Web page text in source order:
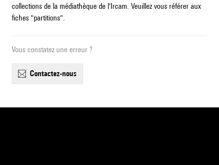
collections de la médiathèque de l'Ircam. Veuillez vous référer aux
fiches "partitions".
Vous constatez une erreur ?
contactez-nous